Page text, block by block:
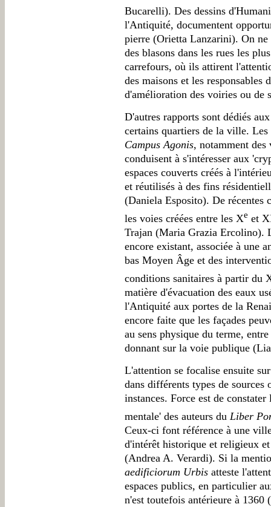
Bucarelli). Des dessins
l'Antiquité, documentent
pierre (Orietta Lanzarini). On ne
des blasons dans les rues les
carrefours, où ils attirent
des maisons et les
d'amélioration des voiries ou de
D'autres rapports sont dédiés
certains quartiers de la ville.
Campus Agonis, notamment
conduisent à s'intéresser aux
espaces couverts créés à
et réutilisés à des fins
(Daniela Esposito). De récentes
les voies créées entre les Xe et
Trajan (Maria Grazia Ercolino).
encore existant, associée à une
bas Moyen Âge et des
conditions sanitaires à partir du
matière d'évacuation des eaux
l'Antiquité aux portes de la
encore faite que les façades
au sens physique du terme,
donnant sur la voie publique
L'attention se focalise ensuite
dans différents types de sources
instances. Force est de
mentale' des auteurs du Liber
Ceux-ci font référence à une
d'intérêt historique et religieux
(Andrea A. Verardi). Si la
aedificiorum Urbis atteste
espaces publics, en particulier
n'est toutefois antérieure à